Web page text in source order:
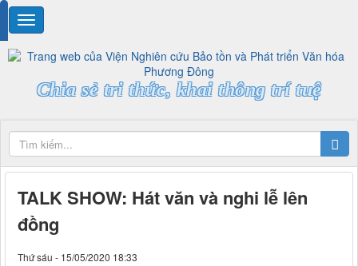
Chia sẻ tri thức, khai thông trí tuệ
TALK SHOW: Hát văn và nghi lễ lên
đồng
Thứ sáu - 15/05/2020 18:33